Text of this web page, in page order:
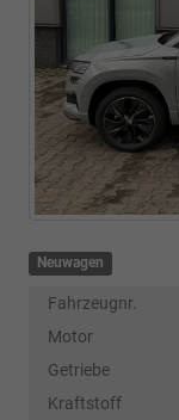
Neuwagen
Fahrzeugnr.
Motor
Getriebe
Kraftstoff